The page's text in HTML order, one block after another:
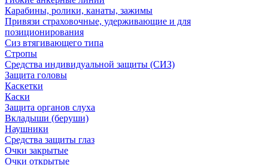
Карабины, ролики, канаты, зажимы
Привязи страховочные, удерживающие и для
позиционирования
Сиз втягивающего типа
Стропы
Средства индивидуальной защиты (СИЗ)
Защита головы
Каскетки
Каски
Защита органов слуха
Вкладыши (беруши)
Наушники
Средства защиты глаз
Очки закрытые
Очки открытые